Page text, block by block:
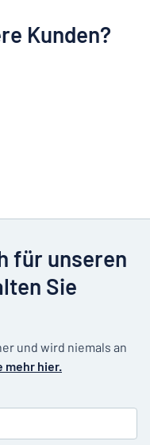
Kunden?
für unseren
Sie
und wird niemals an
mehr hier.